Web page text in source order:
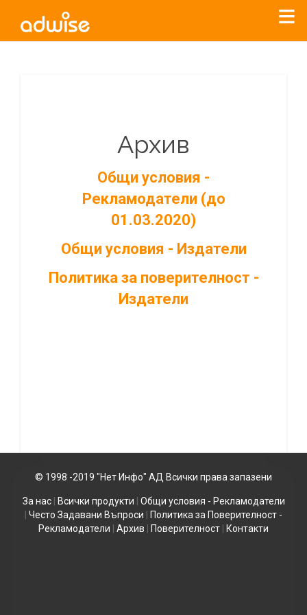
Архив
Общи условия -
Рекламодатели (до
01.03.2020)
Общи условия - Издатели
Политика за поверителност -
Издатели
© 1998 -2019 "Нет Инфо" АД Всички права запазени
За нас| Всички продукти
Общи условия - Рекламодатели
Често Задавани Въпроси
Политика за Поверителност -
Рекламодатели
Архив Поверителност Контакти